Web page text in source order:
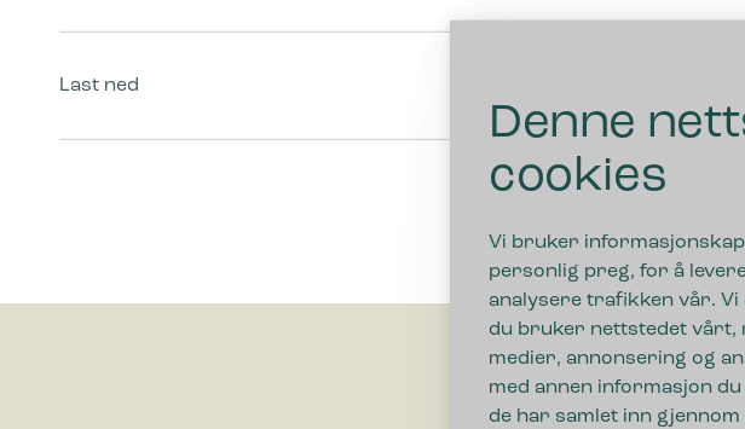
Denne
cookies
Vi bruker
personlig preg, for å
analysere trafikken vår.
du bruker nettstedet vårt,
medier, annonsering og
med annen informasjon
de har samlet inn
Last ned